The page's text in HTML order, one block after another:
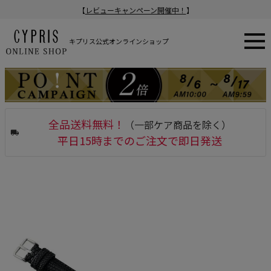
【 レビューキャンペーン開催中！ 】
キプリス公式オンラインショップ
全品送料無料！ （一部ケア商品を除く）
平日15時までのご注文で即日発送